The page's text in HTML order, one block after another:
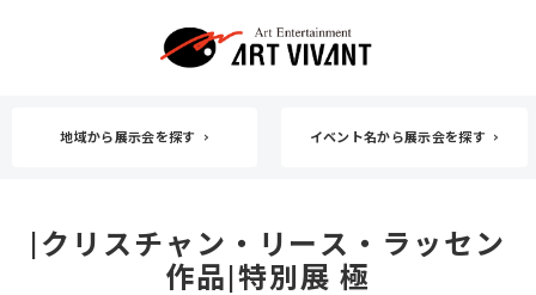
地域から展示会を探す イベント名から展示会を探す
|クリスチャン・リース・ラッセン
作品|特別展 極